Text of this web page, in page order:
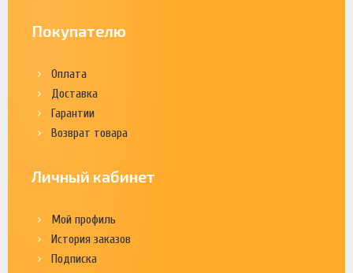
Покупателю
Оплата
Доставка
Гарантии
Возврат товара
Личный кабинет
Мой профиль
История заказов
Подписка